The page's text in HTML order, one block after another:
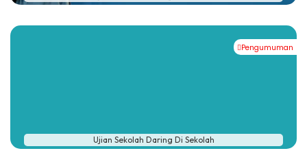
Pengumuman
Ujian Sekolah Daring Di Sekolah